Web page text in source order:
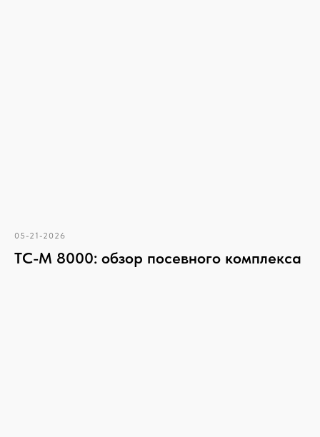
05-21-2026
ТС-М 8000: обзор посевного комплекса